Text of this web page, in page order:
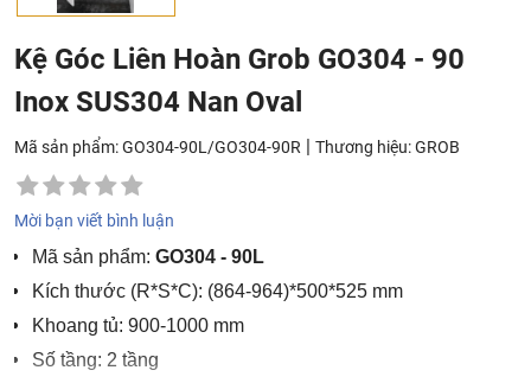
Kệ Góc Liên Hoàn Grob GO304 - 90
Inox SUS304 Nan Oval
Mã sản phẩm: GO304-90L/GO304-90R | Thương hiệu:GROB
Mời bạn viết bình luận
Mã sản phẩm: GO304 - 90L
Kích thước (R*S*C): (864-964)*500*525 mm
Khoang tủ: 900-1000 mm
Số tầng: 2 tầng